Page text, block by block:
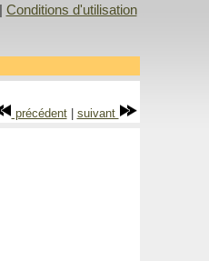
Conditions d'utilisation
précédent| suivant